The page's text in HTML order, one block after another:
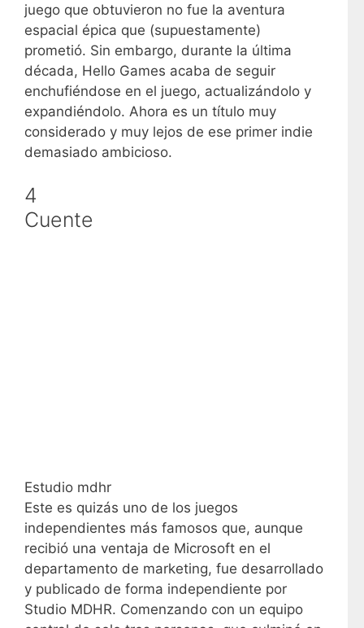
juego que obtuvieron no fue la aventura
espacial épica que (supuestamente)
prometió. Sin embargo, durante la última
década, Hello Games acaba de seguir
enchufiéndose en el juego, actualizándolo y
expandiéndolo. Ahora es un título muy
considerado y muy lejos de ese primer indie
demasiado ambicioso.
4
Cuente
Estudio mdhr
Este es quizás uno de los juegos
independientes más famosos que, aunque
recibió una ventaja de Microsoft en el
departamento de marketing, fue desarrollado
y publicado de forma independiente por
Studio MDHR. Comenzando con un equipo